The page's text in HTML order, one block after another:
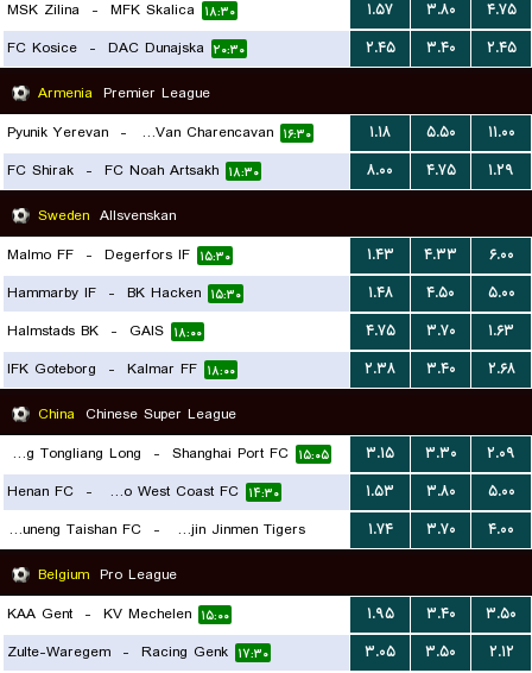
MSK Zilina - MFK Skalica ۱۸:۳۰ ۱.۵۷ ۳.۸۰
۴.۷۵
FC Kosice - DAC Dunajska ۲۰:۳۰ ۲.۴۵ ۳.۴۰
۲.۴۵
Armenia Premier League
Pyunik Yerevan - FC Van Charencavan ۱۶:۳۰ ۱.۱۸ ۵.۵۰
۱۱.۰۰
FC Shirak - FC Noah Artsakh ۱۸:۳۰ ۸.۰۰ ۴.۷۵
۱.۲۹
Sweden Allsvenskan
Malmo FF - Degerfors IF ۱۵:۳۰ ۱.۴۳ ۴.۳۳
۶.۰۰
Hammarby IF - BK Hacken ۱۵:۳۰ ۱.۴۸ ۴.۵۰
۵.۰۰
Halmstads BK - GAIS ۱۸:۰۰ ۴.۷۵ ۳.۷۰
۱.۶۳
IFK Goteborg - Kalmar FF ۱۸:۰۰ ۲.۳۸ ۳.۴۰
۲.۶۸
China Chinese Super League
Chongqing Tongliang Long
- Shanghai Port FC ۱۵:۰۵ ۳.۱۵ ۳.۳۰
۲.۰۹
Henan FC - Qingdao West Coast FC ۱۴:۳۰ ۱.۵۳ ۳.۸۰
۵.۰۰
Shandong Luneng Taishan FC
- Tianjin Jinmen Tigers
۱۵:۳۰
۱.۷۴ ۳.۷۰
۴.۰۰
Belgium Pro League
KAA Gent - KV Mechelen ۱۵:۰۰ ۱.۹۵ ۳.۴۰
۳.۵۰
Zulte-Waregem - Racing Genk ۱۷:۳۰ ۳.۰۵ ۳.۵۰
۲.۱۲